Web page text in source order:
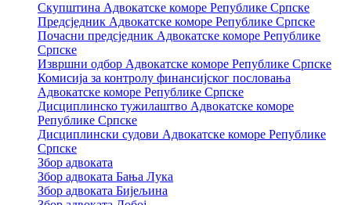
Скупштина Адвокатске коморе Републике Српске
Предсједник Адвокатске коморе Републике Српске
Почасни предсједник Адвокатске коморе Републике
Српске
Извршни одбор Адвокатске коморе Републике Српске
Комисија за контролу финансијског пословања
Адвокатске коморе Републике Српске
Дисциплинско тужилаштво Адвокатске коморе
Републике Српске
Дисциплински судови Адвокатске коморе Републике
Српске
Збор адвоката
Збор адвоката Бања Лука
Збор адвоката Бијељина